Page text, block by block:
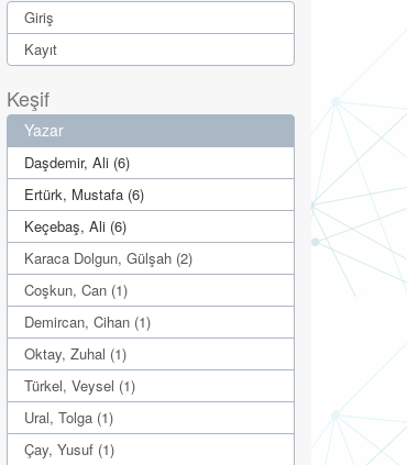
Giriş
Kayıt
Keşif
Yazar
Daşdemir, Ali (6)
Ertürk, Mustafa (6)
Keçebaş, Ali (6)
Karaca Dolgun, Gülşah (2)
Coşkun, Can (1)
Demircan, Cihan (1)
Oktay, Zuhal (1)
Türkel, Veysel (1)
Ural, Tolga (1)
Çay, Yusuf (1)